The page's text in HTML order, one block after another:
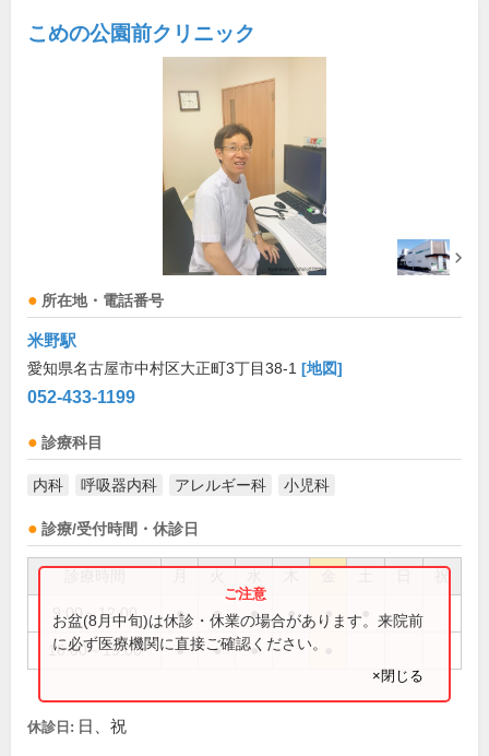
こめの公園前クリニック
所在地・電話番号
米野駅
愛知県名古屋市中村区大正町3丁目38-1 [地図]
052-433-1199
診療科目
内科 呼吸器内科 アレルギー科 小児科
診療/受付時間・休診日
祝
9:00～12:00 ● ● ● ● ●
16:00～19:00 ● ● ●
お盆(8月中旬)は休診・休業の場合があります。来院前
に必ず医療機関に直接ご確認ください。
×閉じる
休診日: 日、祝